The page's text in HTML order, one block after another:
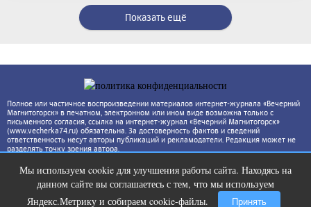
Показать ещё
Полное или частичное воспроизведении материалов интернет-журнала «Вечерний
Магнитогорск» в печатном, электронном или ином виде возможна только с
письменного согласия, ссылка на интернет-журнал «Вечерний Магнитогорск»
(www.vecherka74.ru) обязательна. За достоверность фактов и сведений
ответственность несут авторы публикаций и рекламодатели. Редакция может не
разделять точку зрения автора.
Мы используем cookie для улучшения работы сайта. Находясь на
данном сайте вы соглашаетесь с тем, что мы используем
Яндекс.Метрику и собираем cookie-файлы.
Принять
Ржу не переставая, это видео
пересмотришь не раз